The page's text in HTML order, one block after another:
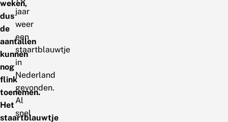
weken,
dus
de
aantallen
kunnen
nog
flink
toenemen.
Het
staartblauwtje
jaar
weer
een
staartblauwtje
in
Nederland
gevonden.
Al
snel